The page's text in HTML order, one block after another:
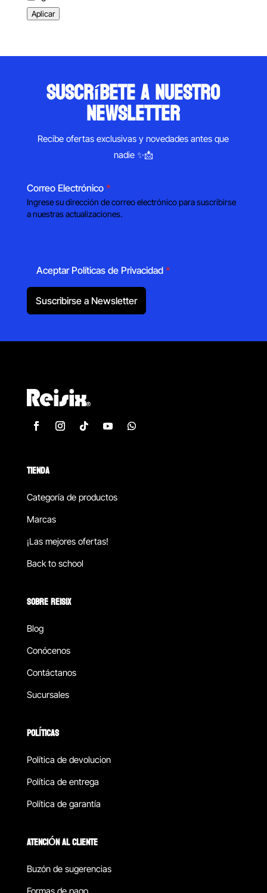
Aplicar
suscríbete a nuestro
newsletter
Recibe ofertas exclusivas y novedades antes que
nadie ✨📩
Correo Electrónico *
Ingrese su dirección de correo electrónico para suscribirse
a nuestras actualizaciones.
Aceptar Políticas de Privacidad *
Suscribirse a Newsletter
TIENDA
Categoría de productos
Marcas
¡Las mejores ofertas!
Back to school
SOBRE REISIX
Blog
Conócenos
Contáctanos
Sucursales
POLÍTICAS
Política de devolucion
Política de entrega
Política de garantía
ATENCIÓN AL CLIENTE
Buzón de sugerencias